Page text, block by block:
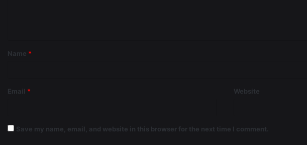
Name *
Email * Website
Save my name, email, and website in this browser for the next time I comment.